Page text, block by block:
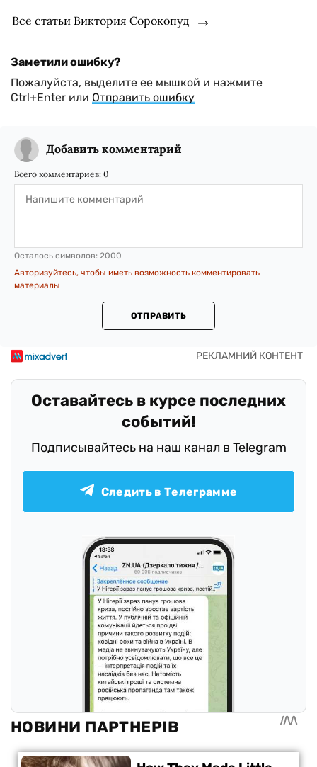
Все статьи Виктория Сорокопуд
Заметили ошибку?
Пожалуйста, выделите ее мышкой и нажмите
Ctrl+Enter или Отправить ошибку
Добавить комментарий
Всего комментариев: 0
Осталось символов: 2000
Авторизуйтесь, чтобы иметь возможность комментировать
материалы
ОТПРАВИТЬ
Оставайтесь в курсе последних
событий!
Подписывайтесь на наш канал в Telegram
Следить в Телеграмме